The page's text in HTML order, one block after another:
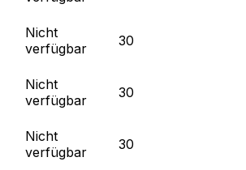
Nicht
verfügbar
30
Nicht
verfügbar
30
Nicht
verfügbar
30